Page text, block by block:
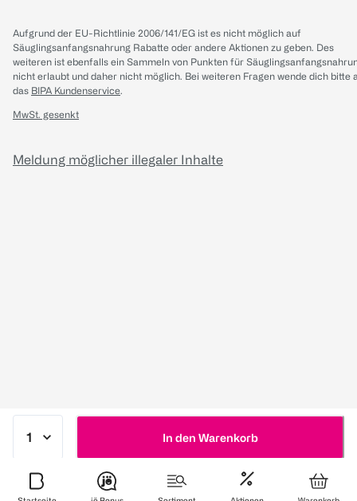
In den Warenkorb
Aufgrund der EU-Richtlinie 2006/141/EG ist es nicht möglich auf
Säuglingsanfangsnahrung Rabatte oder andere Aktionen zu geben. Des
weiteren ist ebenfalls ein Sammeln von Punkten für
nicht erlaubt und daher nicht möglich. Bei weiteren Fragen wende dich bitte
das BIPA Kundenservice.
MwSt. gesenkt
Meldung möglicher illegaler Inhalte